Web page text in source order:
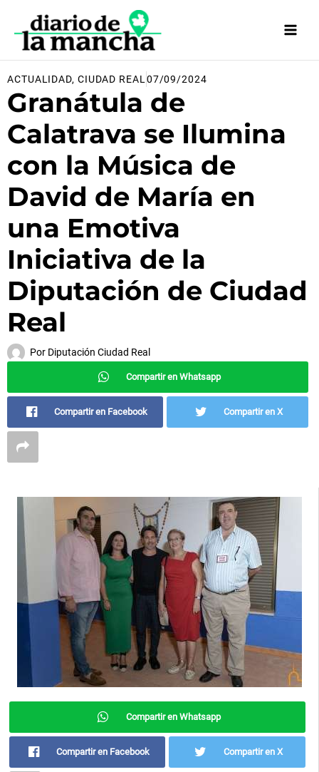
contenido
ACTUALIDAD, CIUDAD REAL 07/09/2024
Granátula de
Calatrava se Ilumina
con la Música de
David de María en
una Emotiva
Iniciativa de la
Diputación de Ciudad
Real
Por Diputación Ciudad Real
Compartir en Whatsapp
Compartir en Facebook Compartir en X
Compartir en Whatsapp
Compartir en Facebook Compartir en X